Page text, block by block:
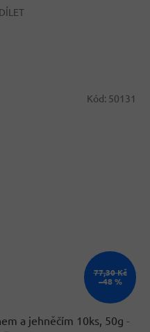
77,30 Kč
–48 %
a jehněčím 10ks, 50g -
Kód: 50131